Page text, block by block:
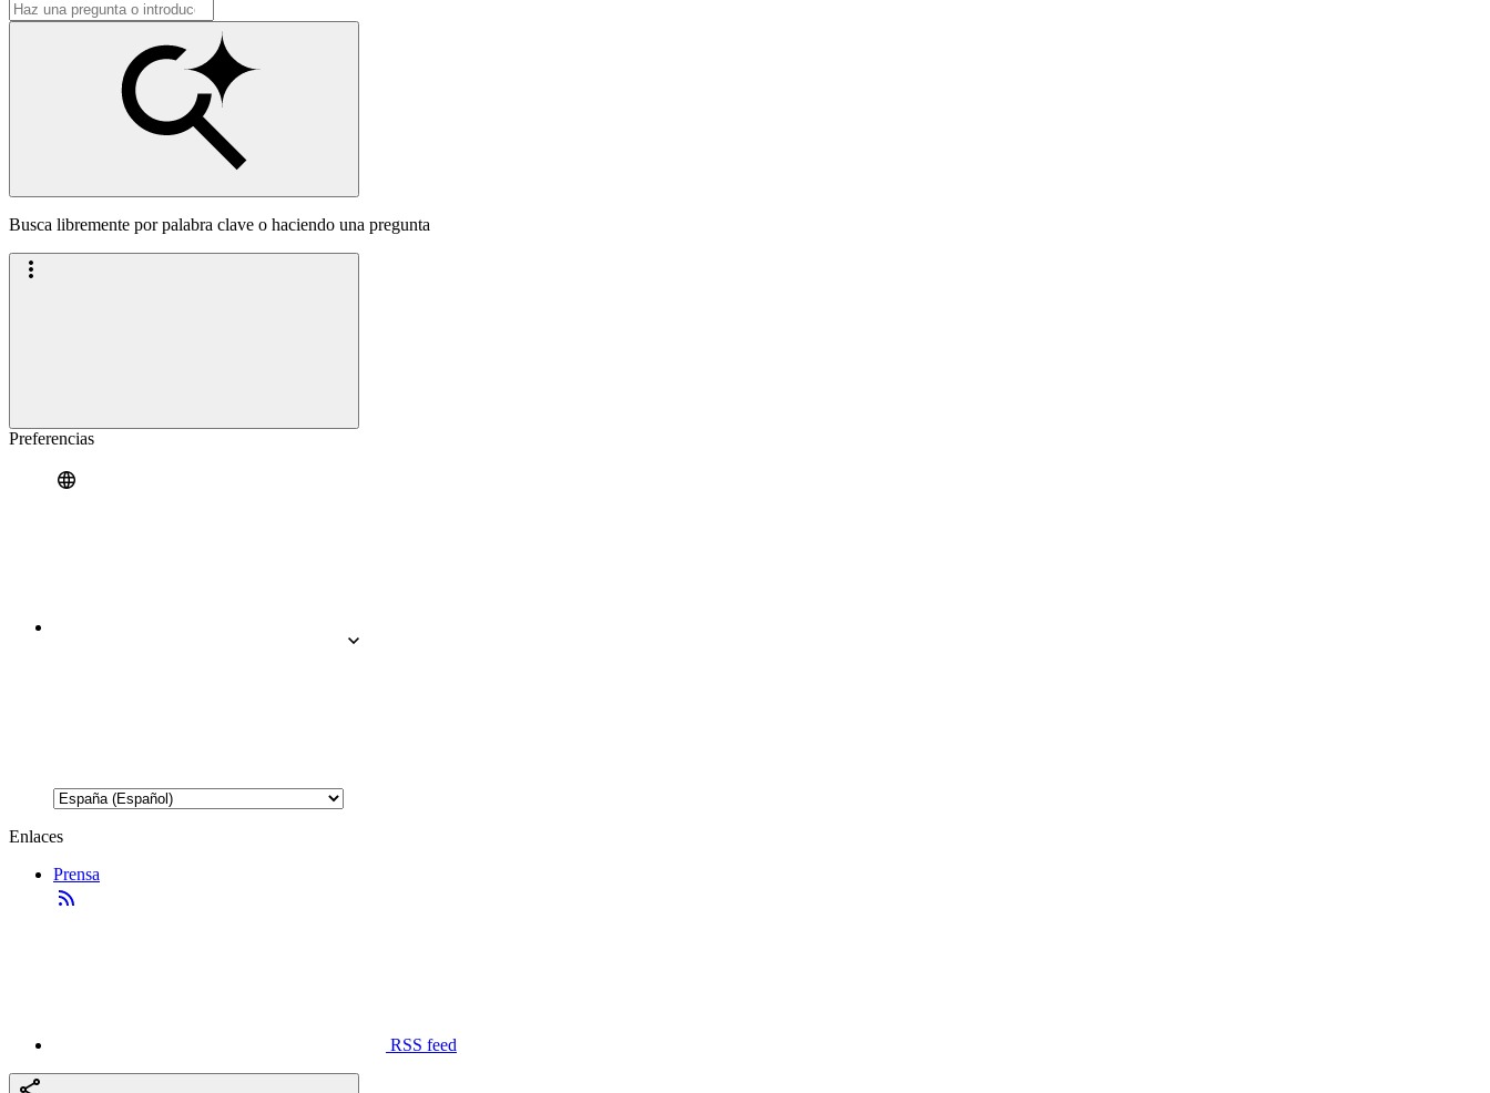
Busca libremente por palabra clave o haciendo una pregunta
Preferencias
Enlaces
Prensa
RSS feed